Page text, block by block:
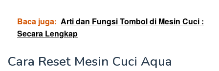
Baca juga: Arti dan Fungsi Tombol di Mesin Cuci :
Secara Lengkap
Cara Reset Mesin Cuci Aqua